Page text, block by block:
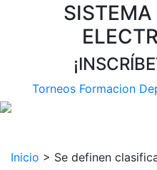
SISTEMA
Torneos Formacion
Inicio > Se definen